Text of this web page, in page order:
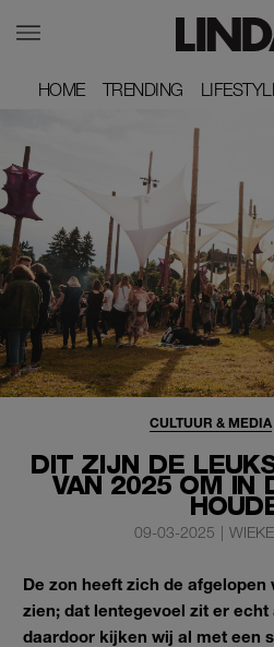
HOME
HOME TRENDING
TRENDING LIFESTYLE
DIT ZIJN DE
VAN 2025 OM IN
CULTUUR & MEDIA
09-03-2025 |
De zon heeft zich de
zien; dat lentegevoel zit er echt
daardoor kijken wij al met een